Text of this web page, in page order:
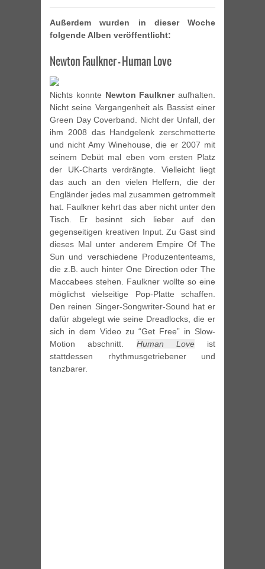
Außerdem wurden in dieser Woche
folgende Alben veröffentlicht:
Newton Faulkner – Human Love
Nichts konnte Newton Faulkneraufhalten.
Nicht seine Vergangenheit als Bassist einer
Green Day Coverband. Nicht der Unfall, der
ihm 2008 das Handgelenk zerschmetterte
und nicht Amy Winehouse, die er 2007 mit
seinem Debüt mal eben vom ersten Platz
der UK-Charts verdrängte. Vielleicht liegt
das auch an den vielen Helfern, die der
Engländer jedes mal zusammen getrommelt
hat. Faulkner kehrt das aber nicht unter den
Tisch. Er besinnt sich lieber auf den
gegenseitigen kreativen Input. Zu Gast sind
dieses Mal unter anderem Empire Of The
Sun und verschiedene Produzententeams,
die z.B. auch hinter One Direction oder The
Maccabees stehen. Faulkner wollte so eine
möglichst vielseitige Pop-Platte schaffen.
Den reinen Singer-Songwriter-Sound hat er
dafür abgelegt wie seine Dreadlocks, die er
sich in dem Video zu “Get Free” in Slow-
Motion abschnitt. Human Loveist
stattdessen rhythmusgetriebener und
tanzbarer.